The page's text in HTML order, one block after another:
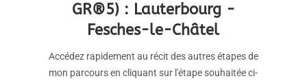
GR®5) : Lauterbourg -
Fesches-le-Châtel
Accédez rapidement au récit des autres étapes de
mon parcours en cliquant sur l'étape souhaitée ci-